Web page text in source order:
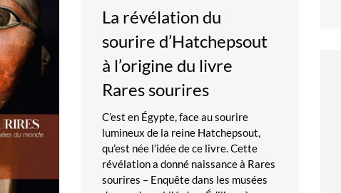
La révélation du
sourire d’Hatchepsout
à l’origine du livre
Rares sourires
C’est en Égypte, face au sourire
lumineux de la reine Hatchepsout,
qu’est née l’idée de ce livre. Cette
révélation a donné naissance à Rares
sourires – Enquête dans les musées